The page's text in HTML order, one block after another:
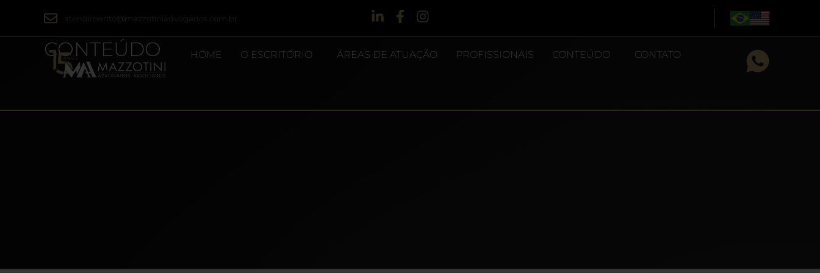
atendimento@mazzotiniadvogados.com.br
HOME O ESCRITÓRIO ÁREAS DE ATUAÇÃO PROFISSIONAIS CONTEÚDO CONTATO
CONTEÚDO